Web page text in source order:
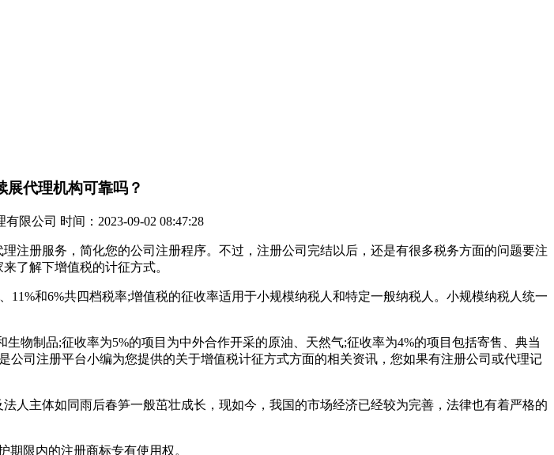
展代理机构可靠吗？
限公司 时间：2023-09-02 08:47:28
注册服务，简化您的公司注册程序。不过，注册公司完结以后，还是有很多税务方面的问题要注
了解下增值税的计征方式。
和6%共四档税率;增值税的征收率适用于小规模纳税人和特定一般纳税人。小规模纳税人统一
物制品;征收率为5%的项目为中外合作开采的原油、天然气;征收率为4%的项目包括寄售、典当
司注册平台小编为您提供的关于增值税计征方式方面的相关资讯，您如果有注册公司或代理记
人主体如同雨后春笋一般茁壮成长，现如今，我国的市场经济已经较为完善，法律也有着严格的
限内的注册商标专有使用权。